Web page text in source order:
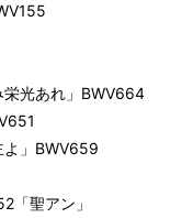
光あれ」BWV664
」BWV659
「聖アン」